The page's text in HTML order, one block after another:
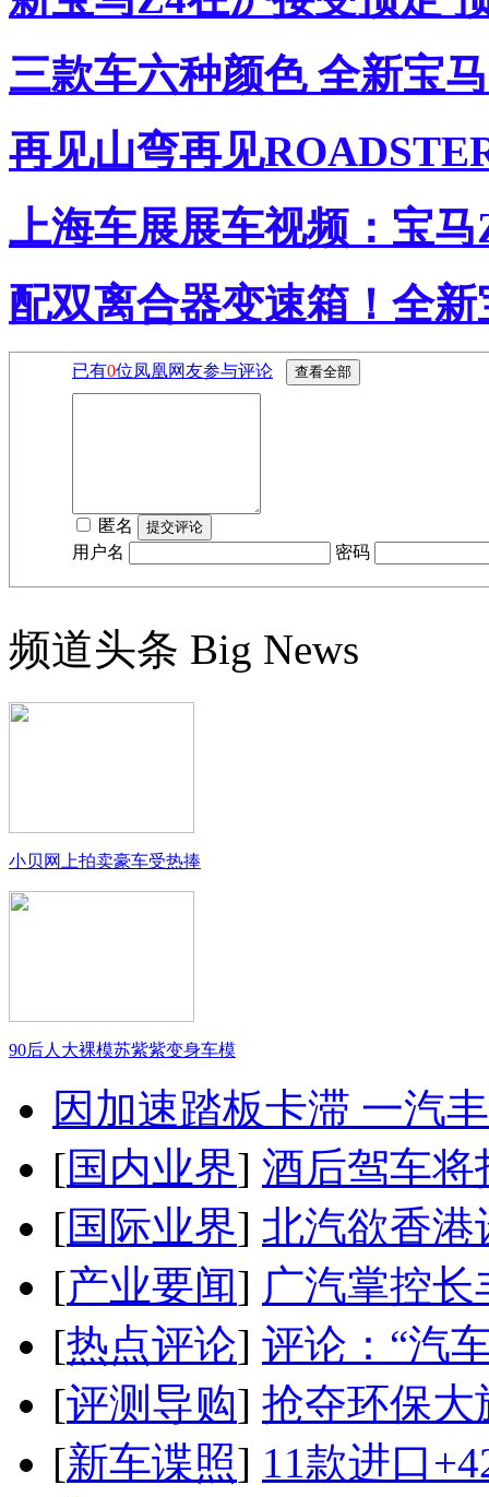
三款车六种颜色 全新宝
再见山弯再见
上海车展展车视频：宝马
配双离合器变速箱！全
已有0位凤凰网友参与评论
匿名
用户名
密码
频道头条 Big News
小贝网上拍卖豪车受热捧
90后人大裸模苏紫紫变身车模
因加速踏板卡滞 一汽
[国内业界] 酒后驾车将
[国际业界] 北汽欲香港
[产业要闻] 广汽掌控
[热点评论] 评论：“汽
[评测导购] 抢夺环保大
[新车谍照] 11款进口